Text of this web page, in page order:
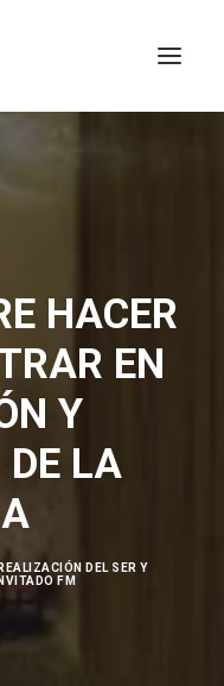
HACER
EN
Y
DE LA
REALIZACIÓN DEL SER Y
FM